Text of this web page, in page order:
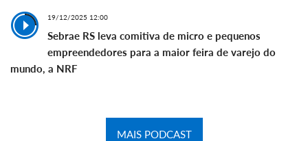
19/12/2025 12:00
Sebrae RS leva comitiva de micro e pequenos
empreendedores para a maior feira de varejo do
mundo, a NRF
MAIS PODCAST